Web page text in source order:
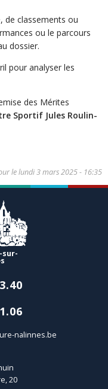
de classements ou
ou le parcours
dossier.
pour analyser les
des Mérites
Sportif Jules Roulin-
lelundi 3 mars 2025 - 16:35
sur-
nalinnes.be
20